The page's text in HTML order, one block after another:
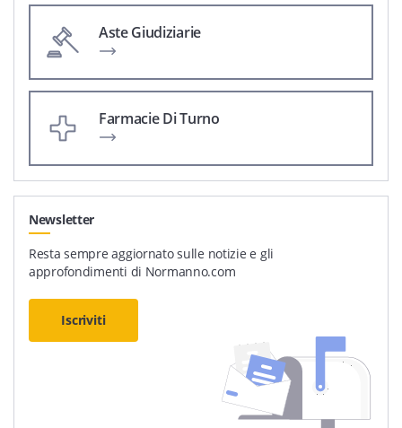
Aste Giudiziarie
Farmacie Di Turno
Newsletter
Resta sempre aggiornato sulle notizie e gli
approfondimenti di Normanno.com
Iscriviti